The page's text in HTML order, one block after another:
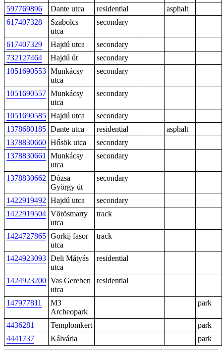
597769896 Dante utca residential
asphalt
617407328
Szabolcs
utca
secondary
617407329 Hajdú utca
secondary
732127464
Hajdú út
secondary
1051690553 Munkácsy
utca
secondary
1051690557 Munkácsy
utca
secondary
1051690585 Hajdú utca
secondary
1378680185 Dante utca residential
asphalt
1378830660 Hősök utca
secondary
1378830661
Munkácsy
utca
secondary
1378830662 Dózsa
György út
secondary
1422919492 Hajdú utca
secondary
1422919504 Vörösmarty
utca
track
1424727865 Gorkij fasor
utca
track
1424923093 Deli Mátyás
utca
residential
1424923200 Vas Gereben
utca
residential
147977811
M3
Archeopark
park
4436281 Templomkert
park
4441737
Kálvária park